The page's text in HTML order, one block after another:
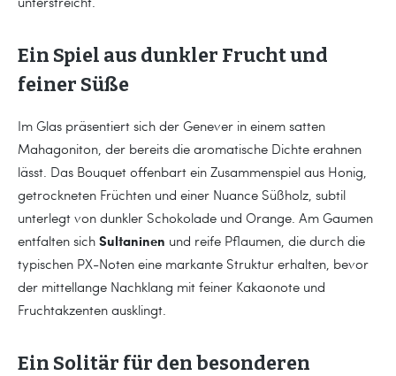
Ein Spiel aus dunkler Frucht und
feiner Süße
Im Glas präsentiert sich der Genever in einem satten
Mahagoniton, der bereits die aromatische Dichte erahnen
lässt. Das Bouquet offenbart ein Zusammenspiel aus Honig,
getrockneten Früchten und einer Nuance Süßholz, subtil
unterlegt von dunkler Schokolade und Orange. Am Gaumen
entfalten sich Sultaninen und reife Pflaumen, die durch die
typischen PX-Noten eine markante Struktur erhalten, bevor
der mittellange Nachklang mit feiner Kakaonote und
Fruchtakzenten ausklingt.
Ein Solitär für den besonderen